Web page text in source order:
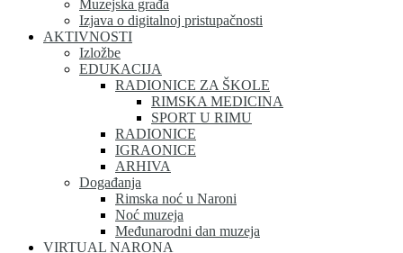
Muzejska građa
Izjava o digitalnoj pristupačnosti
AKTIVNOSTI
Izložbe
EDUKACIJA
RADIONICE ZA ŠKOLE
RIMSKA MEDICINA
SPORT U RIMU
RADIONICE
IGRAONICE
ARHIVA
Događanja
Rimska noć u Naroni
Noć muzeja
Međunarodni dan muzeja
VIRTUAL NARONA